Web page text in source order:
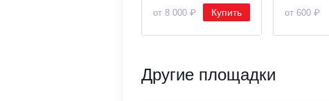
от 8 000 ₽ Купить от 600 ₽
Другие площадки